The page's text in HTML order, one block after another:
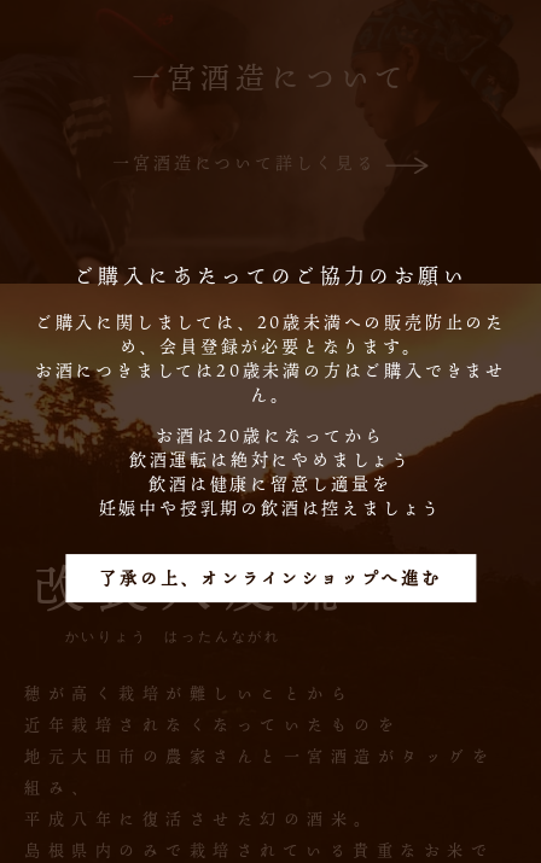
ご購入にあたってのご協力のお願い
ご購入に関しましては、20歳未満への販売防止のた
め、会員登録が必要となります。
お酒につきましては20歳未満の方はご購入できませ
ん。
お酒は20歳になってから
飲酒運転は絶対にやめましょう
飲酒は健康に留意し適量を
妊娠中や授乳期の飲酒は控えましょう
了承の上、オンラインショップへ進む
一宮酒造について
一宮酒造について詳しく見る
改良八反流
かいりょう はったんながれ
穂が高く栽培が難しいことから
近年栽培されなくなっていたものを
地元大田市の農家さんと一宮酒造がタッグを
組み、
平成八年に復活させた幻の酒米。
島根県内のみで栽培されている貴重なお米で